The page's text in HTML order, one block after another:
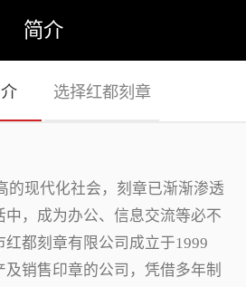
简介
选择红都刻章
现代化社会，刻章已渐渐渗透
中，成为办公、信息交流等必不
都刻章有限公司成立于1999
销售印章的公司，凭借多年制